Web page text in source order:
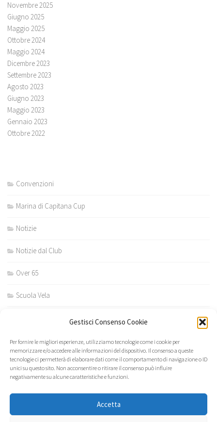
Gestisci Consenso Cookie
Per fornire le migliori esperienze, utilizziamo tecnologie come i cookie per
memorizzare e/o accedere alle informazioni del dispositivo. Il consenso a queste
tecnologie ci permetterà di elaborare dati come il comportamento di navigazione o ID
unici su questo sito. Non acconsentire o ritirare il consenso può influire
negativamente su alcune caratteristiche e funzioni.
Accetta
Novembre 2025
Giugno 2025
Maggio 2025
Ottobre 2024
Maggio 2024
Dicembre 2023
Settembre 2023
Agosto 2023
Giugno 2023
Maggio 2023
Gennaio 2023
Ottobre 2022
Convenzioni
Marina di Capitana Cup
Notizie
Notizie dal Club
Over 65
Scuola Vela
Scuola vela invernale